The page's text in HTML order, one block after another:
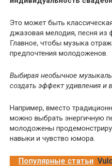
Это может быть
джазовая мелодия, песня из
Главное, чтобы музыка
предпочтения молодоженов.
Выбирая необычное
создать эффект удивления и
Например, вместо
можно выбрать энергичную
молодожены
навыки и чувство юмора.
Популярные статьи